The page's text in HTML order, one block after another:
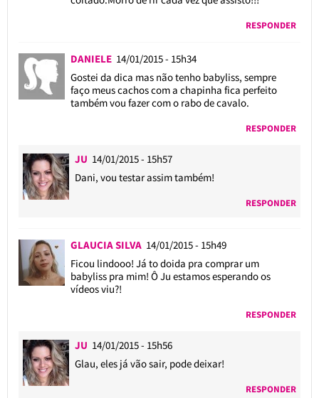
RESPONDER
DANIELE 14/01/2015 - 15h34
Gostei da dica mas não tenho babyliss, sempre
faço meus cachos com a chapinha fica perfeito
também vou fazer com o rabo de cavalo.
RESPONDER
JU 14/01/2015 - 15h57
Dani, vou testar assim também!
RESPONDER
GLAUCIA SILVA 14/01/2015 - 15h49
Ficou lindooo! Já to doida pra comprar um
babyliss pra mim! Ô Ju estamos esperando os
vídeos viu?!
RESPONDER
JU 14/01/2015 - 15h56
Glau, eles já vão sair, pode deixar!
RESPONDER